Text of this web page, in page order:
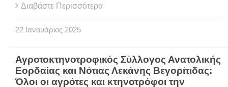
Διαβάστε Περισσότερα
22 Ιανουάριος 2025
Αγροτοκτηνοτροφικός Σύλλογος Ανατολικής
Εορδαίας και Νότιας Λεκάνης Βεγορίτιδας:
Όλοι οι αγρότες και κτηνοτρόφοι την